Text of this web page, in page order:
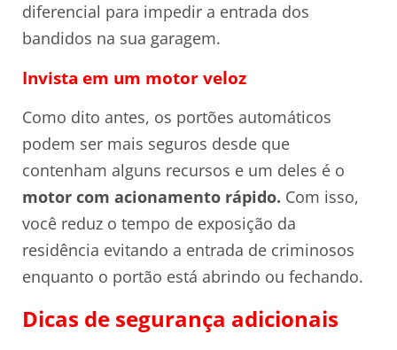
diferencial para impedir a entrada dos
bandidos na sua garagem.
Invista em um motor veloz
Como dito antes, os portões automáticos
podem ser mais seguros desde que
contenham alguns recursos e um deles é o
motor com acionamento rápido. Com isso,
você reduz o tempo de exposição da
residência evitando a entrada de criminosos
enquanto o portão está abrindo ou fechando.
Dicas de segurança adicionais